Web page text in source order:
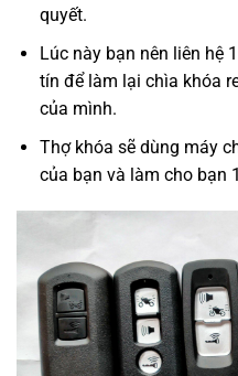
quyết.
Lúc này bạn nên liên hệ
tín để làm lại chìa khóa
của mình.
Thợ khóa sẽ dùng máy
của bạn và làm cho bạn